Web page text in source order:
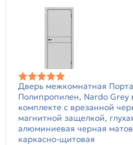
Дверь межкомнатная
Полипропилен, Nardo Grey
комплекте с врезанной
магнитной защелкой,
алюминиевая черная
каркасно-щитовая